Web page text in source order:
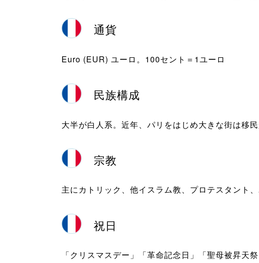
通貨
Euro (EUR) ユーロ。100セント＝1ユーロ
民族構成
大半が白人系。近年、パリをはじめ大きな街は移
宗教
主にカトリック、他イスラム教、プロテスタント
祝日
「クリスマスデー」「革命記念日」「聖母被昇天祭